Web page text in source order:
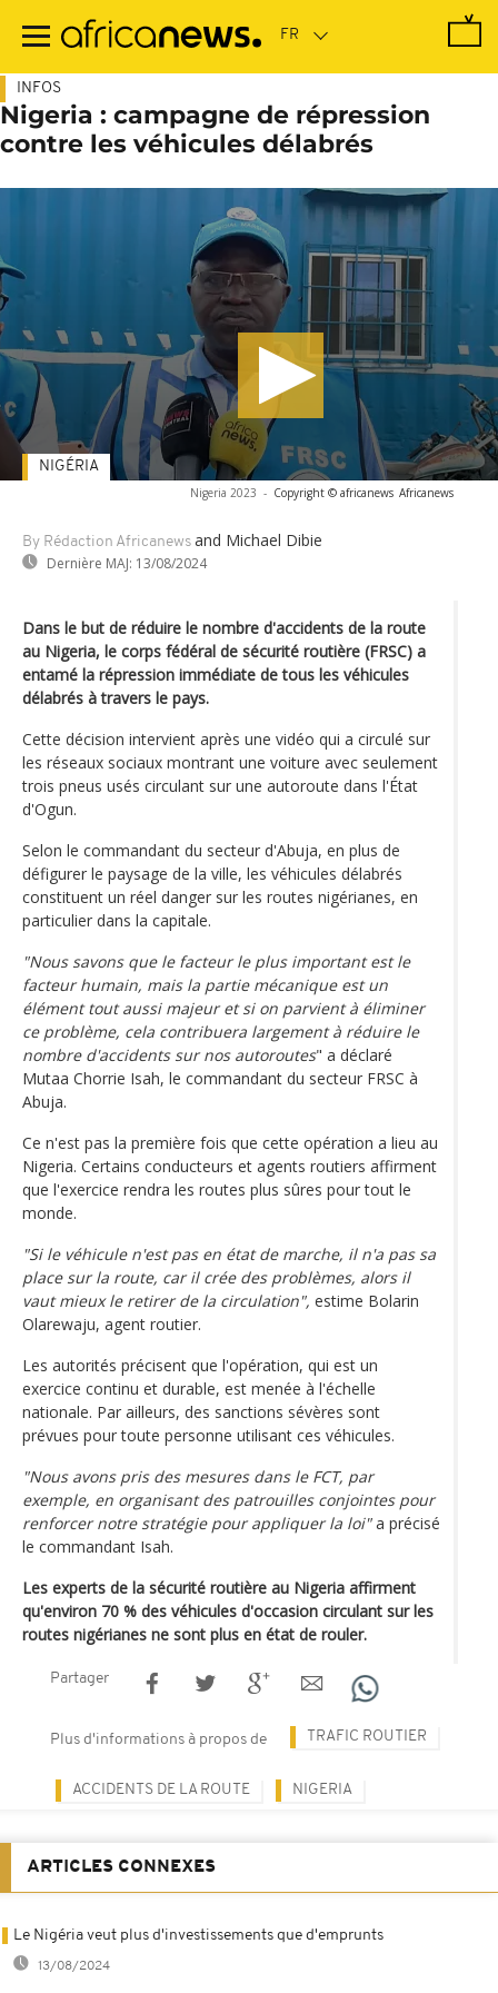
contenu
INFOS
Nigeria : campagne de répression
contre les véhicules délabrés
Nigeria 2023 - Copyright © africanews Africanews
By Rédaction Africanews and Michael Dibie
Dernière MAJ: 13/08/2024
NIGÉRIA
Dans le but de réduire le nombre d'accidents de la route
au Nigeria, le corps fédéral de sécurité routière (FRSC) a
entamé la répression immédiate de tous les véhicules
délabrés à travers le pays.
Cette décision intervient après une vidéo qui a circulé sur
les réseaux sociaux montrant une voiture avec seulement
trois pneus usés circulant sur une autoroute dans l'État
d'Ogun.
Selon le commandant du secteur d'Abuja, en plus de
défigurer le paysage de la ville, les véhicules délabrés
constituent un réel danger sur les routes nigérianes, en
particulier dans la capitale.
"Nous savons que le facteur le plus important est le
facteur humain, mais la partie mécanique est un
élément tout aussi majeur et si on parvient à éliminer
ce problème, cela contribuera largement à réduire le
nombre d'accidents sur nos autoroutes" a déclaré
Mutaa Chorrie Isah, le commandant du secteur FRSC à
Abuja.
Ce n'est pas la première fois que cette opération a lieu au
Nigeria. Certains conducteurs et agents routiers affirment
que l'exercice rendra les routes plus sûres pour tout le
monde.
"Si le véhicule n'est pas en état de marche, il n'a pas sa
place sur la route, car il crée des problèmes, alors il
vaut mieux le retirer de la circulation", estime Bolarin
Olarewaju, agent routier.
Les autorités précisent que l'opération, qui est un
exercice continu et durable, est menée à l'échelle
nationale. Par ailleurs, des sanctions sévères sont
prévues pour toute personne utilisant ces véhicules.
"Nous avons pris des mesures dans le FCT, par
exemple, en organisant des patrouilles conjointes pour
renforcer notre stratégie pour appliquer la loi"a précisé
le commandant Isah.
Les experts de la sécurité routière au Nigeria affirment
qu'environ 70 % des véhicules d'occasion circulant sur les
routes nigérianes ne sont plus en état de rouler.
Partager
Plus d'informations à propos de TRAFIC ROUTIER
ACCIDENTS DE LA ROUTE NIGERIA
ARTICLES CONNEXES
Le Nigéria veut plus d'investissements que d'emprunts
13/08/2024